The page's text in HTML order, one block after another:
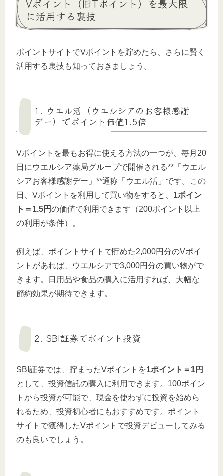
Vポイント（旧Tポイント）を最大限
に活用する裏技
ポイントサイトでVポイントを貯めたら、さらに賢く
活用する裏技も知っておきましょう。
1. ウエル活（ウエルシアのお客様感謝
デー）でポイント価値1.5倍
Vポイントを最もお得に使える方法の一つが、毎月20
日にウエルシア薬局グループで開催される**「ウエル
シアお客様感謝デー」**通称「ウエル活」です。この
日、Vポイントを利用して買い物をすると、 1ポイン
ト＝1.5円の価値で利用できます（200ポイント以上
の利用が条件）。
例えば、ポイントサイトで貯めた2,000円分のVポイ
ントがあれば、ウエルシアで3,000円分の買い物がで
きます。日用品や食品の購入に活用すれば、大幅な
節約効果が期待できます。
2. SBI証券でポイント投資
SBI証券では、貯まったVポイントを1ポイント＝1円
として、投資信託の購入に利用できます。100ポイン
トから投資が可能で、現金を使わずに投資を始めら
れるため、投資初心者にもおすすめです。ポイント
サイトで獲得したVポイントで投資デビューしてみる
のも良いでしょう。